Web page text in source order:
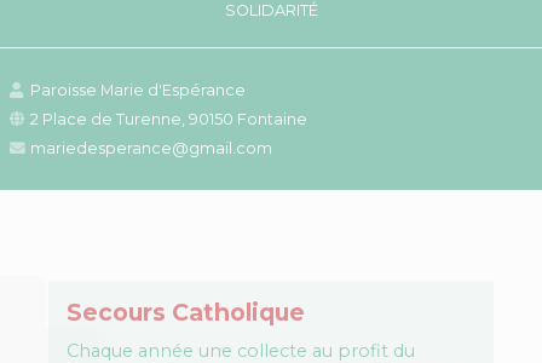
SOLIDARITÉ
Paroisse Marie d'Espérance
2 Place de Turenne, 90150 Fontaine
mariedesperance@gmail.com
Secours Catholique
Chaque année une collecte au profit du